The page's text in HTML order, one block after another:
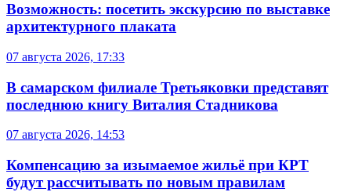
Возможность: посетить экскурсию по выставке
архитектурного плаката
07 августа 2026, 17:33
В самарском филиале Третьяковки представят
последнюю книгу Виталия Стадникова
07 августа 2026, 14:53
Компенсацию за изымаемое жильё при КРТ
будут рассчитывать по новым правилам